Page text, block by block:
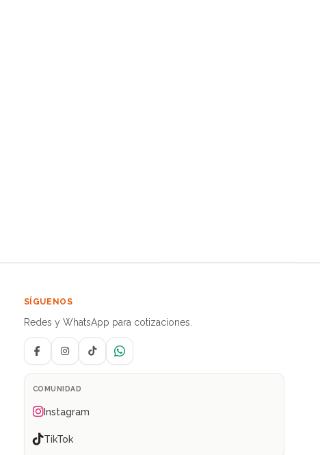
SÍGUENOS
Redes y WhatsApp para cotizaciones.
FacebookInstagramTikTokWhatsApp
COMUNIDAD
Instagram
TikTok